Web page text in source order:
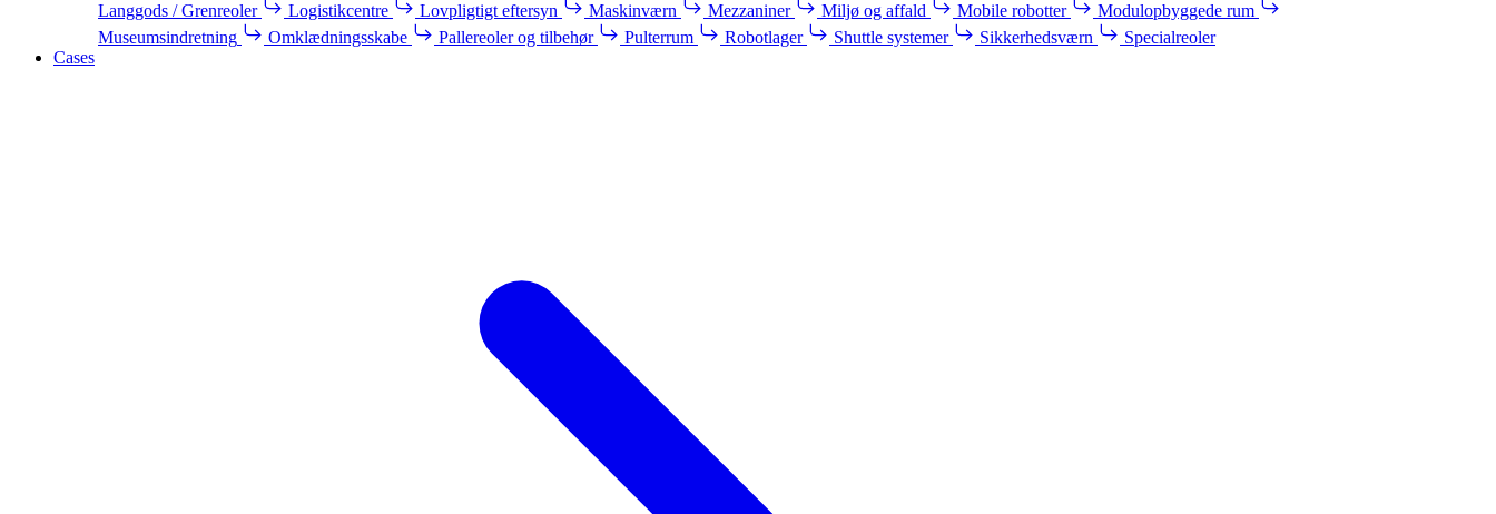
Langgods / Grenreoler
Logistikcentre Lovpligtigt eftersyn Maskinværn Mezzaniner Miljø og affald Mobile robotter
Modulopbyggede rum
Museumsindretning
Omklædningsskabe Pallereoler og tilbehør Pulterrum Robotlager Shuttle systemer Sikkerhedsværn
Specialreoler
Cases